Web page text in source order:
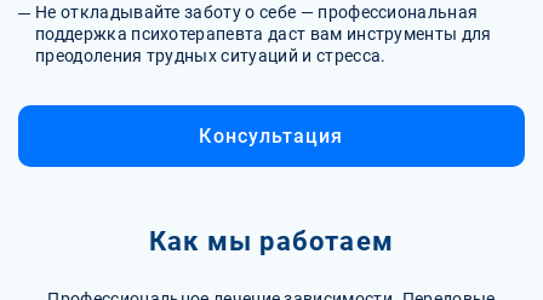
Не откладывайте заботу о себе — профессиональная
поддержка психотерапевта даст вам инструменты для
преодоления трудных ситуаций и стресса.
Консультация
Как мы работаем